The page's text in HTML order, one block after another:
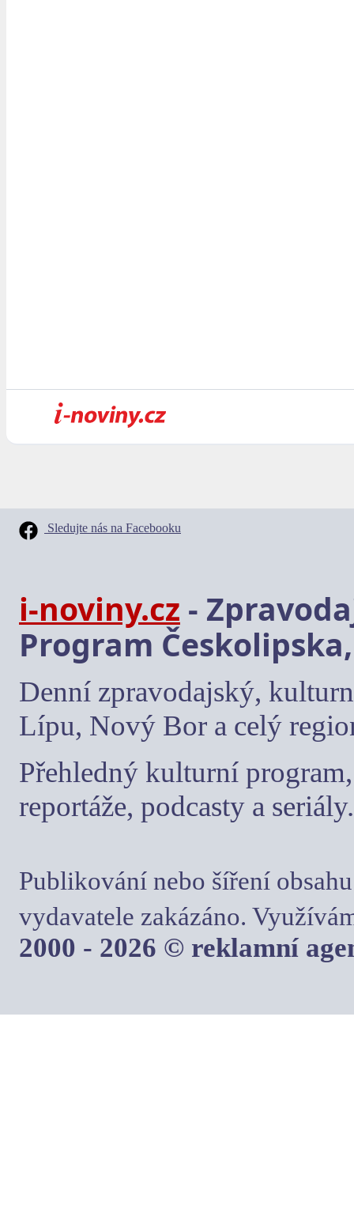
Sledujte nás na Facebooku
i-noviny.cz -
Program
Denní zpravodajský,
Lípu, Nový Bor a celý
Přehledný kulturní
reportáže, podcasty a seriály.
Publikování nebo šíření
vydavatele zakázáno.
2000 - 2026 © reklamní